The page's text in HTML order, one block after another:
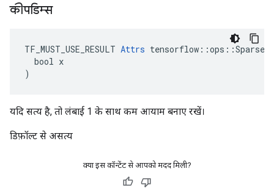
कीपडिम्स
TF_MUST_USE_RESULT Attrs
  bool x
)
यदि सत्य है, तो लंबाई 1 के साथ कम आयाम बनाए रखें।
डिफ़ॉल्ट से असत्य
क्या इस कॉन्टेंट से आपको मदद मिली?